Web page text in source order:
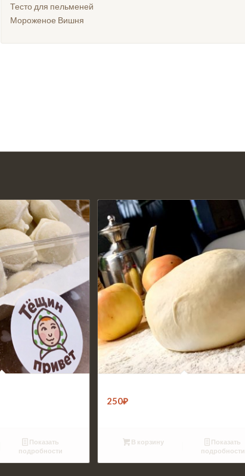
Тесто для пельменей
Мороженое Вишня
Показать
подробности
250₽
В корзину
Показать
подробности